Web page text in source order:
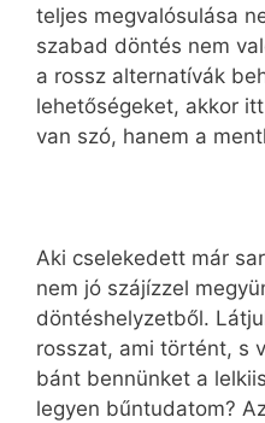
teljes megvalósulása
szabad döntés nem
a rossz alternatívák
lehetőségeket, akkor
van szó, hanem a
Aki cselekedett már
nem jó szájízzel
döntéshelyzetből.
rosszat, ami történt, s
bánt bennünket a
legyen bűntudatom?